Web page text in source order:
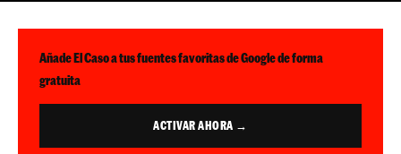
Añade El Caso a tus fuentes favoritas de Google de forma
gratuita
ACTIVAR AHORA →